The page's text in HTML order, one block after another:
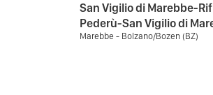
San Vigilio di Marebbe-
Pederù-San Vigilio di
Marebbe - Bolzano/Bozen (BZ)